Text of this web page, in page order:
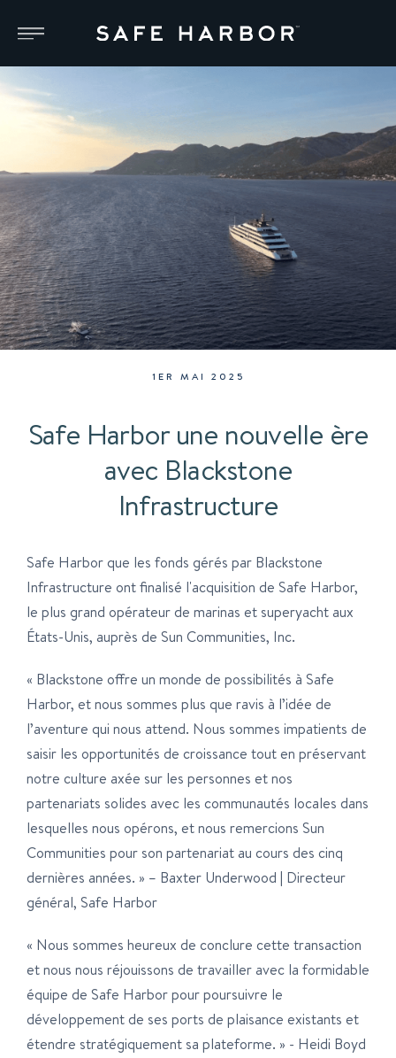
1ER MAI 2025
Safe Harbor une nouvelle ère
avec Blackstone
Infrastructure
Safe Harbor que les fonds gérés par Blackstone
Infrastructure ont finalisé l'acquisition de Safe Harbor,
le plus grand opérateur de marinas et superyacht aux
États-Unis, auprès de Sun Communities, Inc.
« Blackstone offre un monde de possibilités à Safe
Harbor, et nous sommes plus que ravis à l’idée de
l’aventure qui nous attend. Nous sommes impatients de
saisir les opportunités de croissance tout en préservant
notre culture axée sur les personnes et nos
partenariats solides avec les communautés locales dans
lesquelles nous opérons, et nous remercions Sun
Communities pour son partenariat au cours des cinq
dernières années. » – Baxter Underwood | Directeur
général, Safe Harbor
« Nous sommes heureux de conclure cette transaction
et nous nous réjouissons de travailler avec la formidable
équipe de Safe Harbor pour poursuivre le
développement de ses ports de plaisance existants et
étendre stratégiquement sa plateforme. » - Heidi Boyd